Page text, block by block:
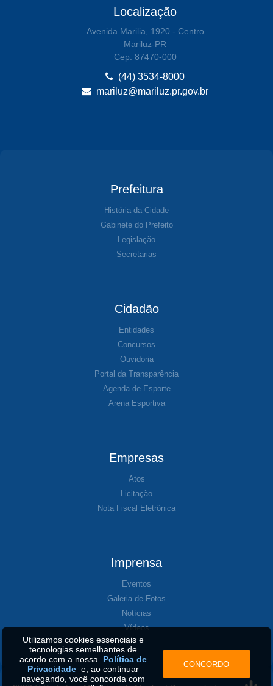
Localização
Avenida Marilia, 1920 - Centro
Mariluz-PR
Cep: 87470-000
(44) 3534-8000
mariluz@mariluz.pr.gov.br
Prefeitura
História da Cidade
Gabinete do Prefeito
Legislação
Secretarias
Cidadão
Entidades
Concursos
Ouvidoria
Portal da Transparência
Agenda de Esporte
Arena Esportiva
Empresas
Atos
Licitação
Nota Fiscal Eletrônica
Imprensa
Eventos
Galeria de Fotos
Notícias
Vídeos
Utilizamos cookies essenciais e
tecnologias semelhantes de
acordo com a nossa Política de
Privacidadee, ao continuar
navegando, você concorda com
CONCORDO